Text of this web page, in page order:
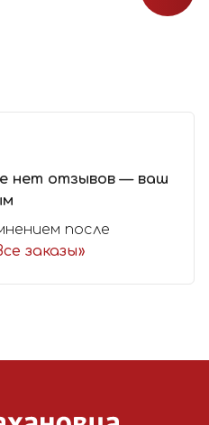
нет отзывов — ваш
после
заказы»